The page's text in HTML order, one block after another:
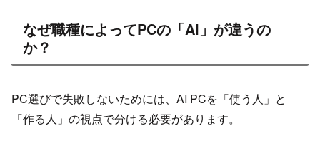
なぜ職種によってPCの「AI」が違うの
か？
PC選びで失敗しないためには、AI PCを「使う人」と
「作る人」の視点で分ける必要があります。